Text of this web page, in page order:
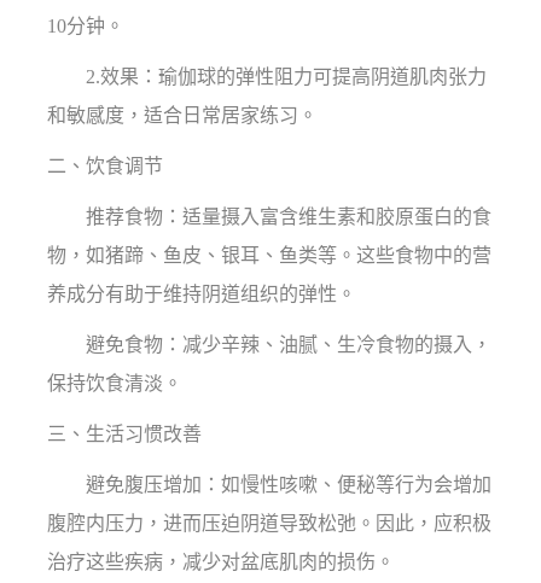
10分钟。
2.效果：瑜伽球的弹性阻力可提高阴道肌肉张力
和敏感度，适合日常居家练习。
二、饮食调节
推荐食物：适量摄入富含维生素和胶原蛋白的食
物，如猪蹄、鱼皮、银耳、鱼类等。这些食物中的营
养成分有助于维持阴道组织的弹性。
避免食物：减少辛辣、油腻、生冷食物的摄入，
保持饮食清淡。
三、生活习惯改善
避免腹压增加：如慢性咳嗽、便秘等行为会增加
腹腔内压力，进而压迫阴道导致松弛。因此，应积极
治疗这些疾病，减少对盆底肌肉的损伤。